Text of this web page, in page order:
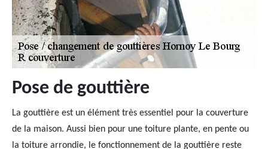
Pose de gouttière
La gouttière est un élément très essentiel pour la couverture
de la maison. Aussi bien pour une toiture plante, en pente ou
la toiture arrondie, le fonctionnement de la gouttière reste